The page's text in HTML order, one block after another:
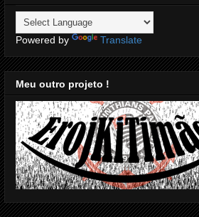
Powered by Translate
Meu outro projeto !